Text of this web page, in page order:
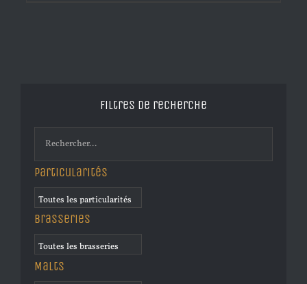
Filtres de recherche
Particularités
Brasseries
Malts